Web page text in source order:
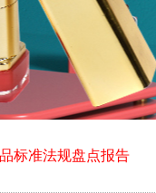
标准法规盘点报告